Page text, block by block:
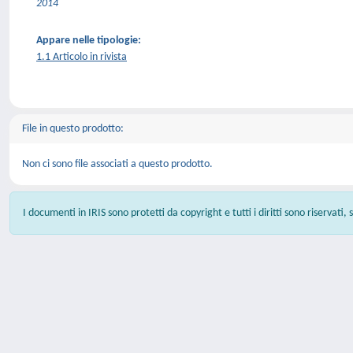
2014
Appare nelle tipologie:
1.1 Articolo in rivista
File in questo prodotto:
Non ci sono file associati a questo prodotto.
I documenti in IRIS sono protetti da copyright e tutti i diritti sono riservati,